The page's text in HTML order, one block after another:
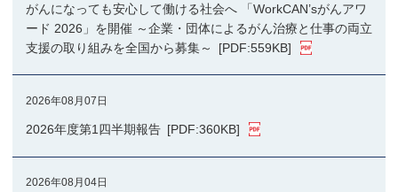
がんになっても安心して働ける社会へ 「WorkCAN’sがんアワ
ード 2026」を開催 ～企業・団体によるがん治療と仕事の両立
支援の取り組みを全国から募集～
[PDF:559KB]
2026年08月07日
2026年度第1四半期報告 [PDF:360KB]
2026年08月04日